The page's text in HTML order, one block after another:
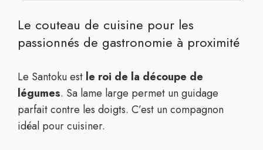
Le couteau de cuisine pour les
passionnés de gastronomie à proximité
Le Santoku est le roi de la découpe de
légumes. Sa lame large permet un guidage
parfait contre les doigts. C’est un compagnon
idéal pour cuisiner.